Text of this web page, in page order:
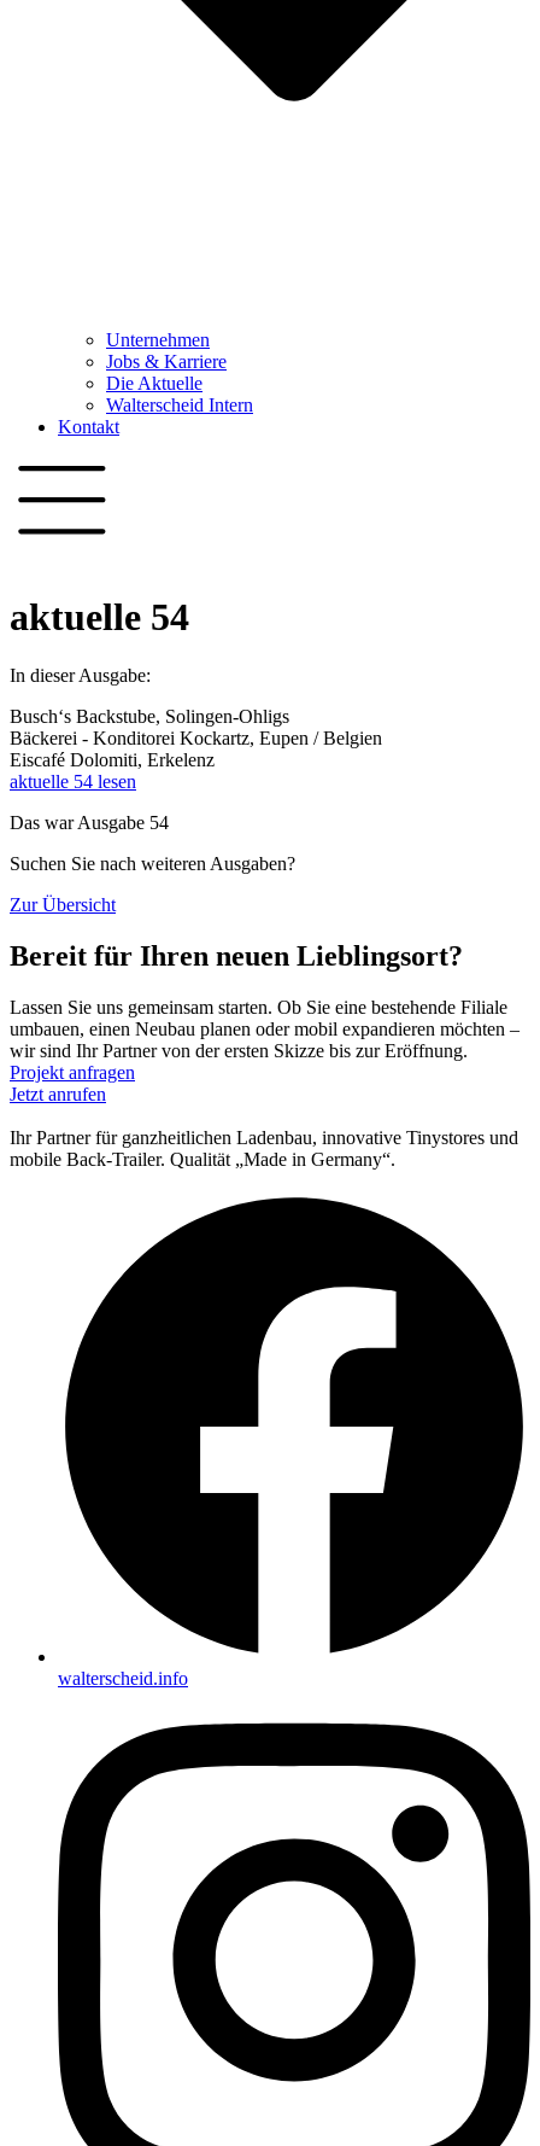
Unternehmen
Jobs & Karriere
Die Aktuelle
Walterscheid Intern
Kontakt
aktuelle 54
In dieser Ausgabe:
Busch‘s Backstube, Solingen-Ohligs
Bäckerei - Konditorei Kockartz, Eupen / Belgien
Eiscafé Dolomiti, Erkelenz
aktuelle 54 lesen
Das war Ausgabe 54
Suchen Sie nach weiteren Ausgaben?
Zur Übersicht
Bereit für Ihren neuen Lieblingsort?
Lassen Sie uns gemeinsam starten. Ob Sie eine bestehende Filiale
umbauen, einen Neubau planen oder mobil expandieren möchten –
wir sind Ihr Partner von der ersten Skizze bis zur Eröffnung.
Projekt anfragen
Jetzt anrufen
Ihr Partner für ganzheitlichen Ladenbau, innovative Tinystores und
mobile Back-Trailer. Qualität „Made in Germany“.
walterscheid.info